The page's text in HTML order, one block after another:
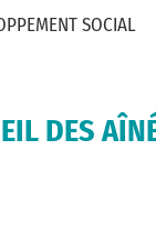
SOCIAL
DES